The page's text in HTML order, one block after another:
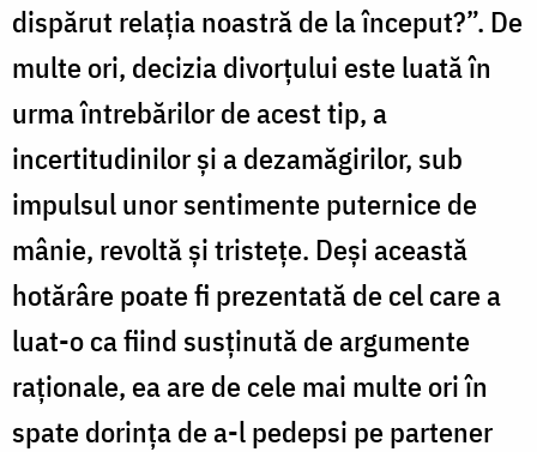
dispărut relaţia noastră de la început?”. De
multe ori, decizia divorţului este luată în
urma întrebărilor de acest tip, a
incertitudinilor şi a dezamăgirilor, sub
impulsul unor sentimente puternice de
mânie, revoltă şi tristeţe. Deşi această
hotărâre poate fi prezentată de cel care a
luat-o ca fiind susţinută de argumente
raţionale, ea are de cele mai multe ori în
spate dorinţa de a-l pedepsi pe partener